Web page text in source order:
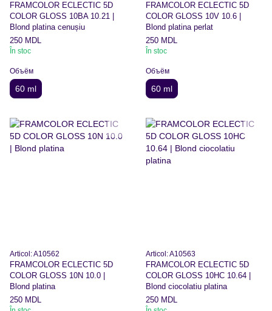
FRAMCOLOR ECLECTIC 5D
COLOR GLOSS 10BA 10.21 |
Blond platina cenușiu
250 MDL
În stoc
Объём
60 ml
FRAMCOLOR ECLECTIC 5D
COLOR GLOSS 10V 10.6 |
Blond platina perlat
250 MDL
În stoc
Объём
60 ml
Articol: A10562
FRAMCOLOR ECLECTIC 5D
COLOR GLOSS 10N 10.0 |
Blond platina
250 MDL
Articol: A10563
FRAMCOLOR ECLECTIC 5D
COLOR GLOSS 10HC 10.64 |
Blond ciocolatiu platina
250 MDL